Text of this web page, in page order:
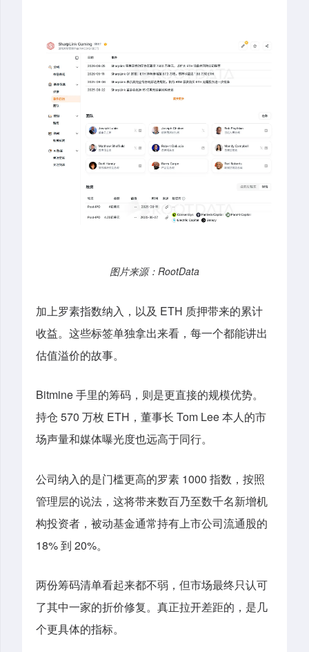
图片来源： RootData
加上罗素指数纳入，以及 ETH 质押带来的累计
收益。 这些标签单独拿出来看，每一个都能讲出
估值溢价的故事。
Bitmine 手里的筹码，则是更直接的规模优势。
持仓 570 万枚 ETH，董事长 Tom Lee 本人的市
场声量和媒体曝光度也远高于同行。
公司纳入的是门槛更高的罗素 1000 指数，按照
管理层的说法，这将带来数百乃至数千名新增机
构投资者，被动基金通常持有上市公司流通股的
18% 到 20%。
两份筹码清单看起来都不弱，但市场最终只认可
了其中一家的折价修复。真正拉开差距的，是几
个更具体的指标。